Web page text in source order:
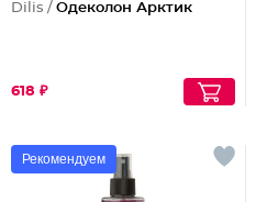
Dilis / Одеколон Арктик
618 ₽
Рекомендуем